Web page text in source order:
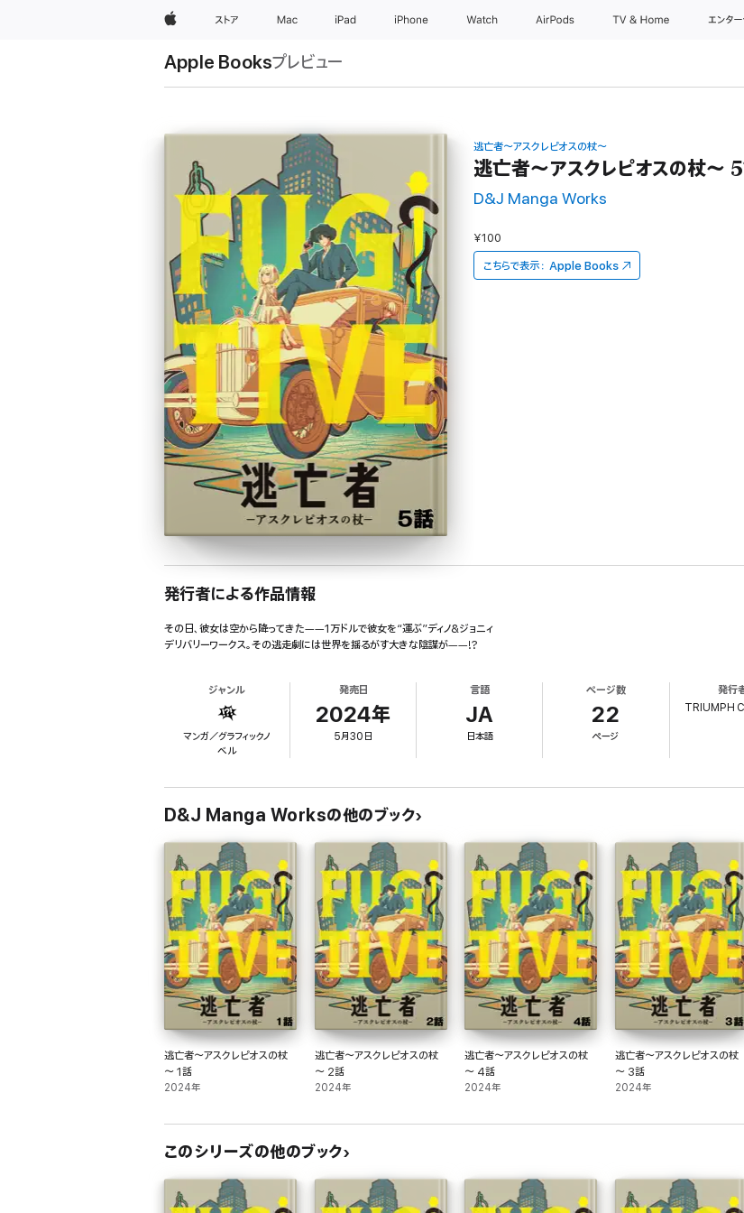
Appleストア Mac iPad iPhone Watch AirPods TV & Home エンター
Apple Booksプレビュー
逃亡者～アスクレピオスの杖～
逃亡者～アスクレピオスの杖～
D&J Manga Works
¥100
こちらで表示： Apple Books
発行者による作品情報
その日、彼女は空から降ってきた――1万ドルで彼女を“運ぶ”ディノ&ジョニィ
デリバリーワークス。その逃走劇には世界を揺るがす大きな陰謀が――!?
ジャンル
マンガ／グラフィックノ
ベル
発売日
2024年
5月30日
言語
JA
日本語
ページ数
22
ページ
発行
TRIUMPH
D&J Manga Worksの他のブック
逃亡者～アスクレピオスの杖
～ 1話
2024年
逃亡者～アスクレピオスの杖
～ 2話
2024年
逃亡者～アスクレピオスの杖
～ 4話
2024年
逃亡者～アスクレピオスの杖
～ 3話
2024年
このシリーズの他のブック